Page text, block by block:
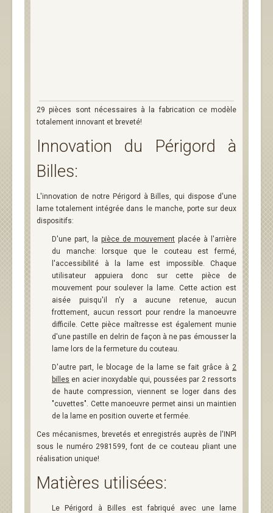
29 pièces sont nécessaires à la fabrication ce modèle
totalement innovant et breveté!
Innovation du Périgord à
Billes:
L'innovation de notre Périgord à Billes, qui dispose d'une
lame totalement intégrée dans le manche, porte sur deux
dispositifs:
D'une part, la pièce de mouvement placée à l'arrière
du manche: lorsque que le couteau est fermé,
l'accessibilité à la lame est impossible. Chaque
utilisateur appuiera donc sur cette pièce de
mouvement pour soulever la lame. Cette action est
aisée puisqu'il n'y a aucune retenue, aucun
frottement, aucun ressort pour rendre la manoeuvre
difficile. Cette pièce maîtresse est également munie
d'une pastille en delrin de façon à ne pas émousser la
lame lors de la fermeture du couteau.
D'autre part, le blocage de la lame se fait grâce à 2
billes en acier inoxydable qui, poussées par 2 ressorts
de haute compression, viennent se loger dans des
"cuvettes". Cette manoeuvre permet ainsi un maintien
de la lame en position ouverte et fermée.
Ces mécanismes, brevetés et enregistrés auprès de l'INPI
sous le numéro 2981599, font de ce couteau pliant une
réalisation unique!
Matières utilisées:
Le Périgord à Billes est fabriqué avec une lame